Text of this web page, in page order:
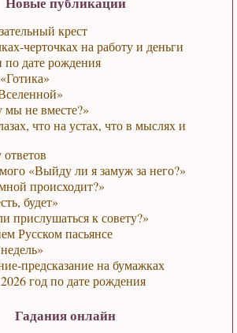
крест
черточках на работу и деньги
дате рождения
не вместе?»
что на устах, что в мыслях и
«Выйду ли я замуж за него?»
происходит?»
будет»
прислушаться к совету?»
Русском пасьянсе
предсказание на бумажках
год по дате рождения
Гадания онлайн